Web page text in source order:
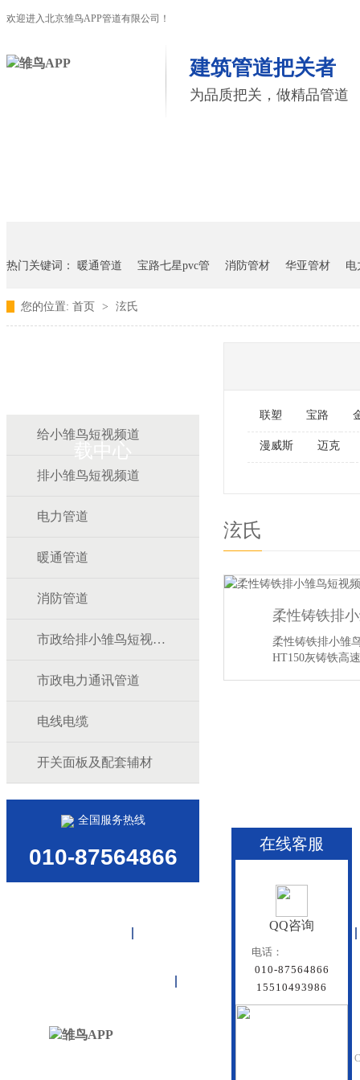
欢迎进入北京雏鸟APP管道有限公司！
建筑管道把关者
为品质把关，做精品管道
热门关键词： 暖通管道 宝路七星pvc管 消防管材 华亚管材 电
您的位置: 首页 > 泫氏
载中心
给小雏鸟短视频道
排小雏鸟短视频道
电力管道
暖通管道
消防管道
市政给排小雏鸟短视频道
市政电力通讯管道
电线电缆
开关面板及配套辅材
全国服务热线
010-87564866
联塑 宝路
漫威斯 迈克
泫氏
柔性铸铁排
柔性铸铁排小雏
HT150灰铸铁高
联塑管道
Beijing Doredsun Pipeline
在线客服
QQ咨询
电话：
010-87564866
15510493986